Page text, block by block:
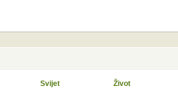
Svijet Život